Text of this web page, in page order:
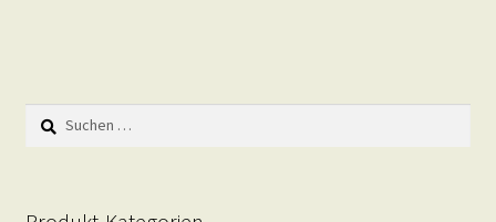
Suchen
nach: